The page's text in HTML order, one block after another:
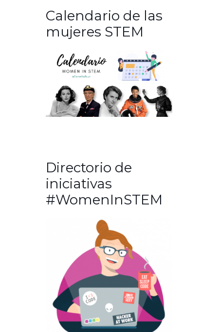
Calendario de las
mujeres STEM
Directorio de
iniciativas
#WomenInSTEM